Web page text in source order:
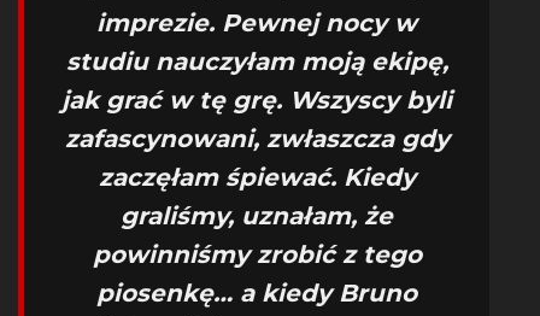
imprezie. Pewnej nocy w
studiu nauczyłam moją ekipę,
jak grać w tę grę. Wszyscy byli
zafascynowani, zwłaszcza gdy
zaczęłam śpiewać. Kiedy
graliśmy, uznałam, że
powinniśmy zrobić z tego
piosenkę… a kiedy Bruno